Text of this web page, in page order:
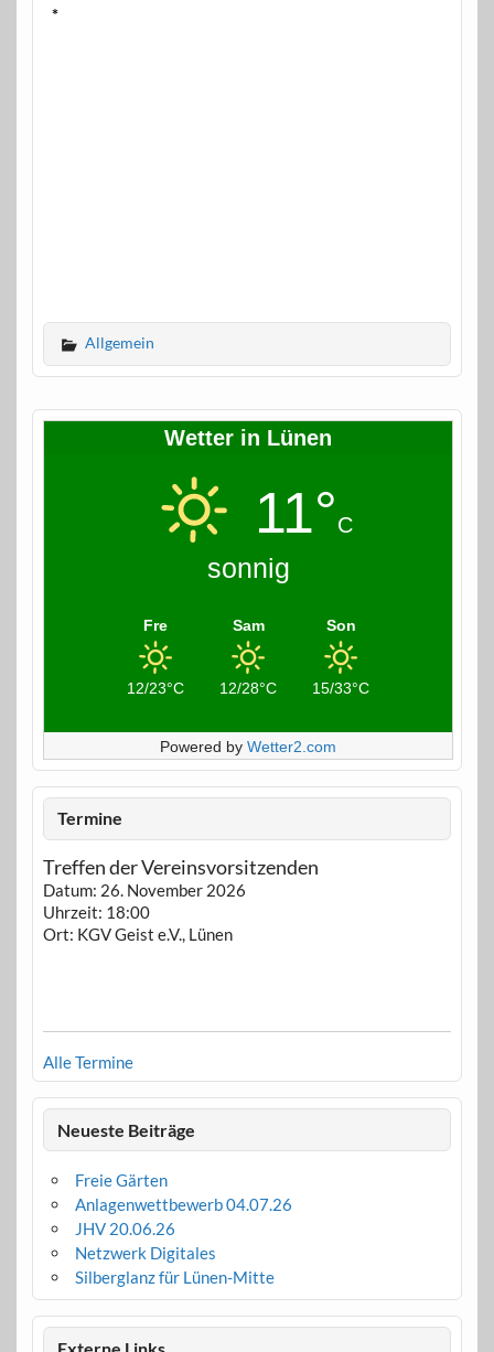
*
Allgemein
Wetter in Lünen
11°C
sonnig
Fre
12/23°C
Sam
12/28°C
Son
15/33°C
Powered by Wetter2.com
Termine
Treffen der Vereinsvorsitzenden
Datum: 26. November 2026
Uhrzeit: 18:00
Ort: KGV Geist e.V., Lünen
Alle Termine
Neueste Beiträge
Freie Gärten
Anlagenwettbewerb 04.07.26
JHV 20.06.26
Netzwerk Digitales
Silberglanz für Lünen-Mitte